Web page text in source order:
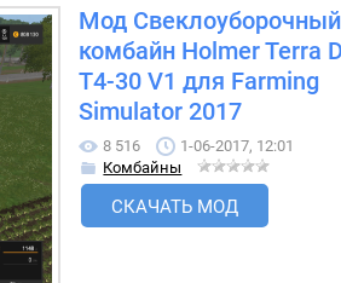
Мод Свеклоуборочный
комбайн Holmer Terra
T4-30 V1 для Farming
Simulator 2017
8 516
1-06-2017, 12:01
Комбайны
СКАЧАТЬ МОД